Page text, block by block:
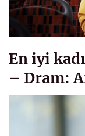
En iyi
– Dram: